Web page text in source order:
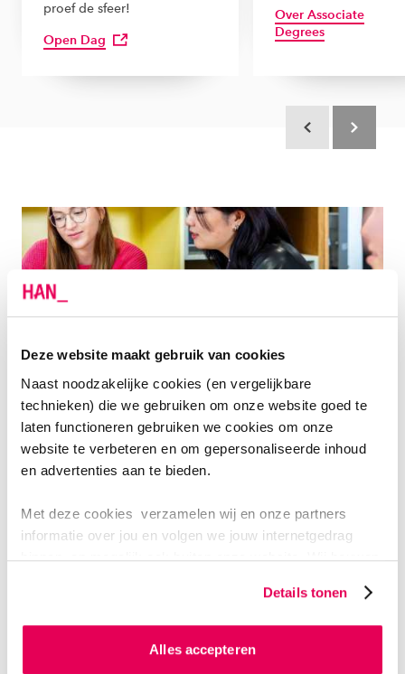
Deze website maakt gebruik van cookies
Naast noodzakelijke cookies (en vergelijkbare
technieken) die we gebruiken om onze website goed te
laten functioneren gebruiken we cookies om onze
website te verbeteren en om gepersonaliseerde inhoud
en advertenties aan te bieden.
Met deze cookies verzamelen wij en onze partners
informatie over jou en volgen we jouw internetgedrag
binnen, en mogelijk ook buiten onze website. Wij bouwen
website en communicatie aan op jouw voorkeuren. Ook
kunnen we zo gerichte advertenties laten zien op basis
van jouw internetgedrag.
Details tonen
Alles accepteren
proef de sfeer!
Open Dag
Over Associate
Degrees
BAANKANSEN
WAT KUN JE ALLEMAAL WORDEN?
Met je diploma Sociaal Financiële Dienstverlening op
overheidsorganisaties (zoals gemeenten,
belastingdienst, UWV, SVB) en sociaal werk-
organisaties (zoals wijkteam, MEE, sociaal raadslieden,
maatschappelijke opvang, gehandicaptenzorg). Ook
organisaties (zoals bankwezen, incasso- en